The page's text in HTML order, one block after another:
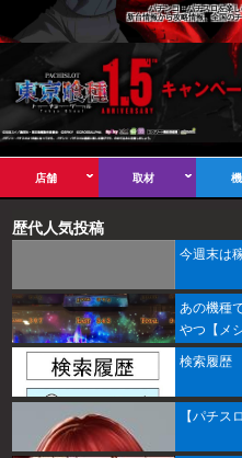
パチンコ・パチスロを楽
新台情報から攻略情報、全国の
店舗 取材
歴代人気投稿
今週末は
あの機種
やつ【メ
検索履歴
【パチ